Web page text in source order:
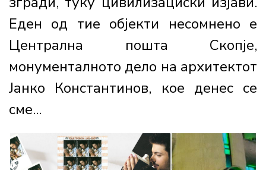
Еден од тие објекти несомнено е
Централна пошта Скопје,
монументалното дело на архитектот
Јанко Константинов, кое денес се
сме...